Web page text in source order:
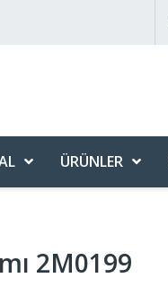
ÜRÜNLER
2M0199